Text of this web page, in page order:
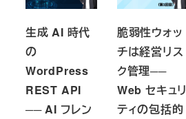
生成 AI 時代
の
WordPress
REST API
── AI フレン
脆弱性ウォッ
チは経営リス
ク管理──
Web セキュリ
ティの包括的